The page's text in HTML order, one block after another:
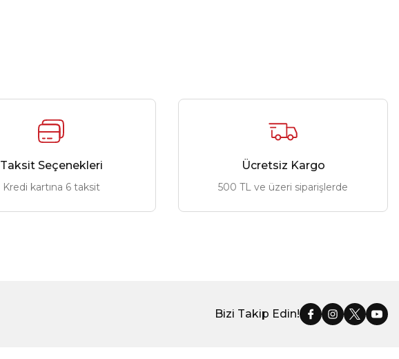
Taksit Seçenekleri
Kredi kartına 6 taksit
Ücretsiz Kargo
500 TL ve üzeri siparişlerde
Bizi Takip Edin!